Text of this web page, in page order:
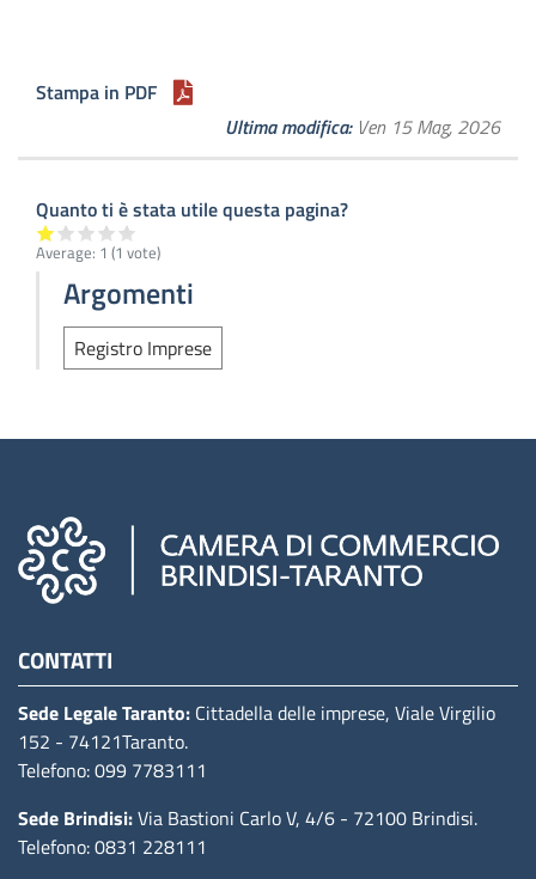
Stampa in PDF
Ultima modifica Ven 15 Mag, 2026
Quanto ti è stata utile questa pagina?
Average: 1 (1 vote)
Argomenti
Registro Imprese
CONTATTI
Sede Legale Taranto: Cittadella delle imprese, Viale Virgilio
152 - 74121Taranto.
Telefono: 099 7783111
Sede Brindisi:Via Bastioni Carlo V, 4/6 - 72100 Brindisi.
Telefono: 0831 228111